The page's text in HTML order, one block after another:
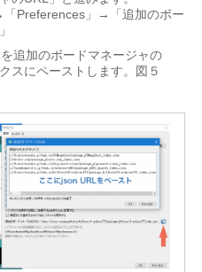
Preferences」→「追加のボー
追加のボードマネージャの
スにペーストします。図５